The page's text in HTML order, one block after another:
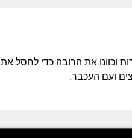
וכוונו את הרובה כדי לחסל את
ועם העכבר.